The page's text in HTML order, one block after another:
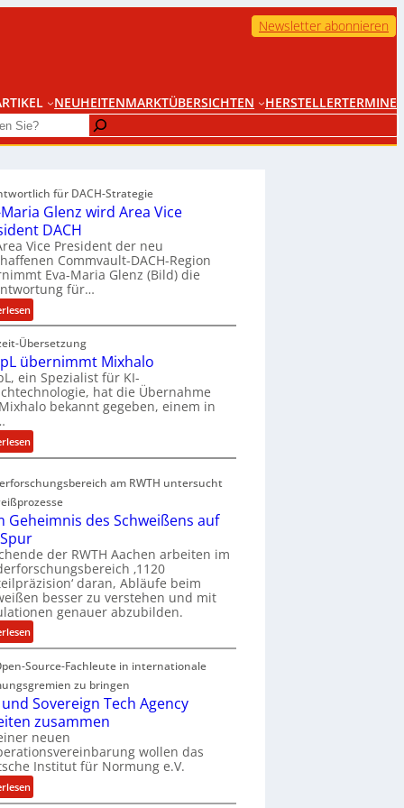
Newsletter abonnieren
NEUHEITENMARKTÜBERSICHTEN HERSTELLERTERMINE
für DACH-Strategie
Maria Glenz wird Area Vice
DACH
Vice President der neu
Commvault-DACH-Region
Eva-Maria Glenz (Bild) die
für…
:
E
v
a
-
M
a
r
i
a
G
e
z
w
i
r
d
A
r
e
a
V
c
e
P
r
Übersetzung
übernimmt Mixhalo
ein Spezialist für KI-
hat die Übernahme
bekannt gegeben, einem in
:
D
p
L
b
e
r
n
m
m
M
h
a
o
am RWTH untersucht
Geheimnis des Schweißens auf
der RWTH Aachen arbeiten im
‚1120
daran, Abläufe beim
besser zu verstehen und mit
genauer abzubilden.
:
D
e
m
G
e
h
e
m
n
Source-Fachleute in internationale
zu bringen
Sovereign Tech Agency
zusammen
neuen
wollen das
Institut für Normung e.V.
:
D